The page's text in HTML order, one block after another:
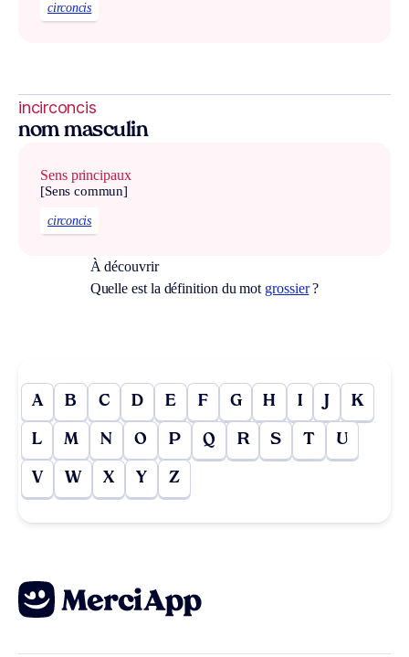
circoncis
incirconcis
nom masculin
Sens principaux
[Sens commun]
circoncis
À découvrir
Quelle est la définition du mot grossier?
A B C D E F G H I J K
L M N O P Q R S T U
V W X Y Z